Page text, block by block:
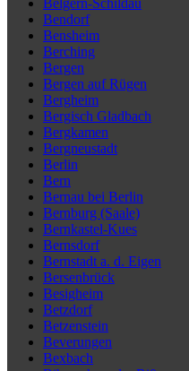
Belgern-Schildau
Bendorf
Bensheim
Berching
Bergen
Bergen auf Rügen
Bergheim
Bergisch Gladbach
Bergkamen
Bergneustadt
Berlin
Bern
Bernau bei Berlin
Bernburg (Saale)
Bernkastel-Kues
Bernsdorf
Bernstadt a. d. Eigen
Bersenbrück
Besigheim
Betzdorf
Betzenstein
Beverungen
Bexbach